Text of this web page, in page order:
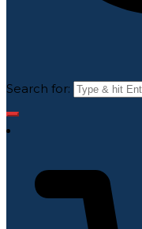
Search for: